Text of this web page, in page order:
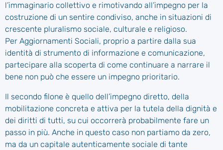
l’immaginario collettivo e rimotivando all’impegno per la
costruzione di un sentire condiviso, anche in situazioni di
crescente pluralismo sociale, culturale e religioso.
Per Aggiornamenti Sociali, proprio a partire dalla sua
identità di strumento di informazione e comunicazione,
partecipare alla scoperta di come continuare a narrare il
bene non può che essere un impegno prioritario.
Il secondo filone è quello dell’impegno diretto, della
mobilitazione concreta e attiva per la tutela della dignità e
dei diritti di tutti, su cui occorrerà probabilmente fare un
passo in più. Anche in questo caso non partiamo da zero,
ma da un capitale autenticamente sociale di tante